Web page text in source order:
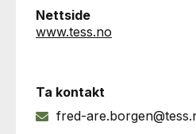
Nettside
www.tess.no
Ta kontakt
fred-